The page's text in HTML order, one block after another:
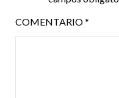
COMENTARIO*